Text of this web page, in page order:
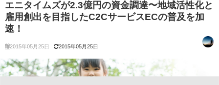
エニタイムズが2.3億円の資金調達〜地域活性化と
雇用創出を目指したC2CサービスECの普及を加
速！
2015年05月25日 2015年05月25日